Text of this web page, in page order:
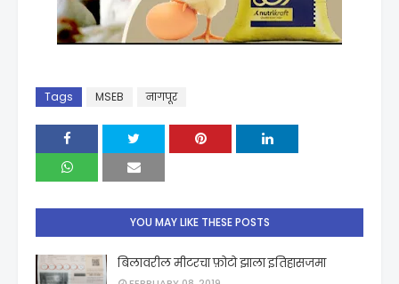
Tags MSEB नागपूर
YOU MAY LIKE THESE POSTS
बिलावरील मीटरचा फ़ोटो झाला इतिहासजमा